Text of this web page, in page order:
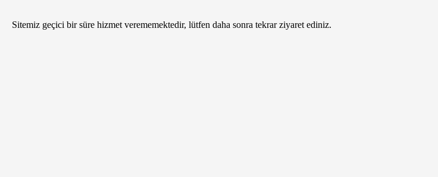
Sitemiz geçici bir süre hizmet verememektedir, lütfen daha sonra tekrar ziyaret ediniz.